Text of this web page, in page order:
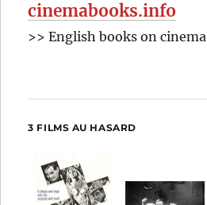
cinemabooks.info
>> English books on cinema
3 FILMS AU HASARD